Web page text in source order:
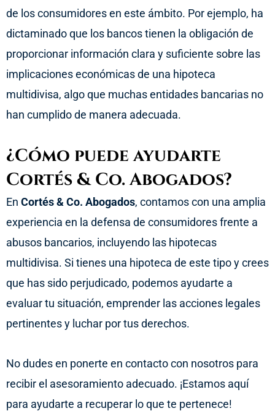
de los consumidores en este ámbito. Por ejemplo, ha
dictaminado que los bancos tienen la obligación de
proporcionar información clara y suficiente sobre las
implicaciones económicas de una hipoteca
multidivisa, algo que muchas entidades bancarias no
han cumplido de manera adecuada.
¿Cómo puede ayudarte
Cortés & Co. Abogados?
En Cortés & Co. Abogados, contamos con una amplia
experiencia en la defensa de consumidores frente a
abusos bancarios, incluyendo las hipotecas
multidivisa. Si tienes una hipoteca de este tipo y crees
que has sido perjudicado, podemos ayudarte a
evaluar tu situación, emprender las acciones legales
pertinentes y luchar por tus derechos.
No dudes en ponerte en contacto con nosotros para
recibir el asesoramiento adecuado. ¡Estamos aquí
para ayudarte a recuperar lo que te pertenece!